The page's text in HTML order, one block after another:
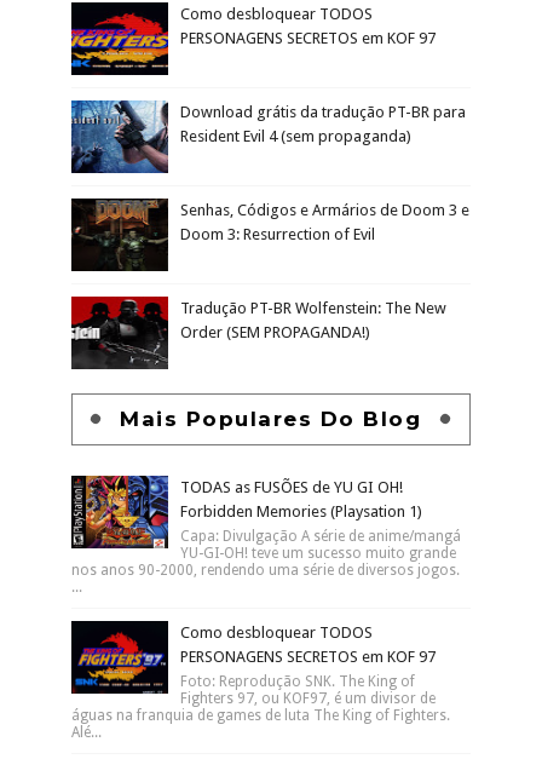
Como desbloquear TODOS
PERSONAGENS SECRETOS em KOF 97
Download grátis da tradução PT-BR para
Resident Evil 4 (sem propaganda)
Senhas, Códigos e Armários de Doom 3 e
Doom 3: Resurrection of Evil
Tradução PT-BR Wolfenstein: The New
Order (SEM PROPAGANDA!)
Mais Populares Do Blog
TODAS as FUSÕES de YU GI OH!
Forbidden Memories (Playsation 1)
Capa: Divulgação A série de anime/mangá
YU-GI-OH! teve um sucesso muito grande
nos anos 90-2000, rendendo uma série de diversos jogos.
...
Como desbloquear TODOS
PERSONAGENS SECRETOS em KOF 97
Foto: Reprodução SNK. The King of
Fighters 97, ou KOF97, é um divisor de
águas na franquia de games de luta The King of Fighters.
Alé...